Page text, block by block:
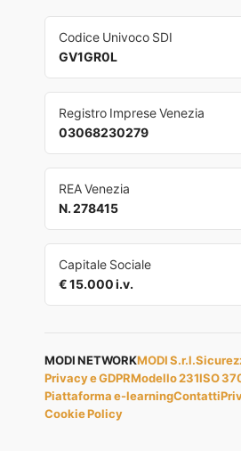
Codice Univoco SDI
GV1GR0L
Registro Imprese Venezia
03068230279
REA Venezia
N. 278415
Capitale Sociale
€ 15.000 i.v.
MODI NETWORKMODI S.r.l.
Privacy e GDPRModello 231ISO
Piattaforma e-learningContatti
Cookie Policy